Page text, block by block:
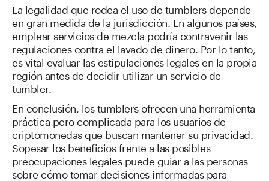
La legalidad que rodea el uso de tumblers depende
en gran medida de la jurisdicción. En algunos países,
emplear servicios de mezcla podría contravenir las
regulaciones contra el lavado de dinero. Por lo tanto,
es vital evaluar las estipulaciones legales en la propia
región antes de decidir utilizar un servicio de
tumbler.
En conclusión, los tumblers ofrecen una herramienta
práctica pero complicada para los usuarios de
criptomonedas que buscan mantener su privacidad.
Sopesar los beneficios frente a las posibles
preocupaciones legales puede guiar a las personas
sobre cómo tomar decisiones informadas para